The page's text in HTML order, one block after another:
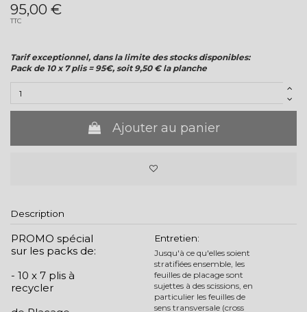
95,00 €
TTC
Tarif exceptionnel, dans la limite des stocks disponibles:
Pack de 10 x 7 plis = 95€, soit 9,50 € la planche
Ajouter au panier
Description
PROMO spécial
sur les packs de:
- 10 x 7 plis à
recycler
Entretien:
Jusqu'à ce qu'elles soient
stratifiées ensemble, les
feuilles de placage sont
sujettes à des scissions, en
particulier les feuilles de
sens transversale (cross